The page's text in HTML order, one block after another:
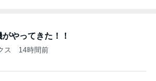
やってきた！！
ス 14時間前